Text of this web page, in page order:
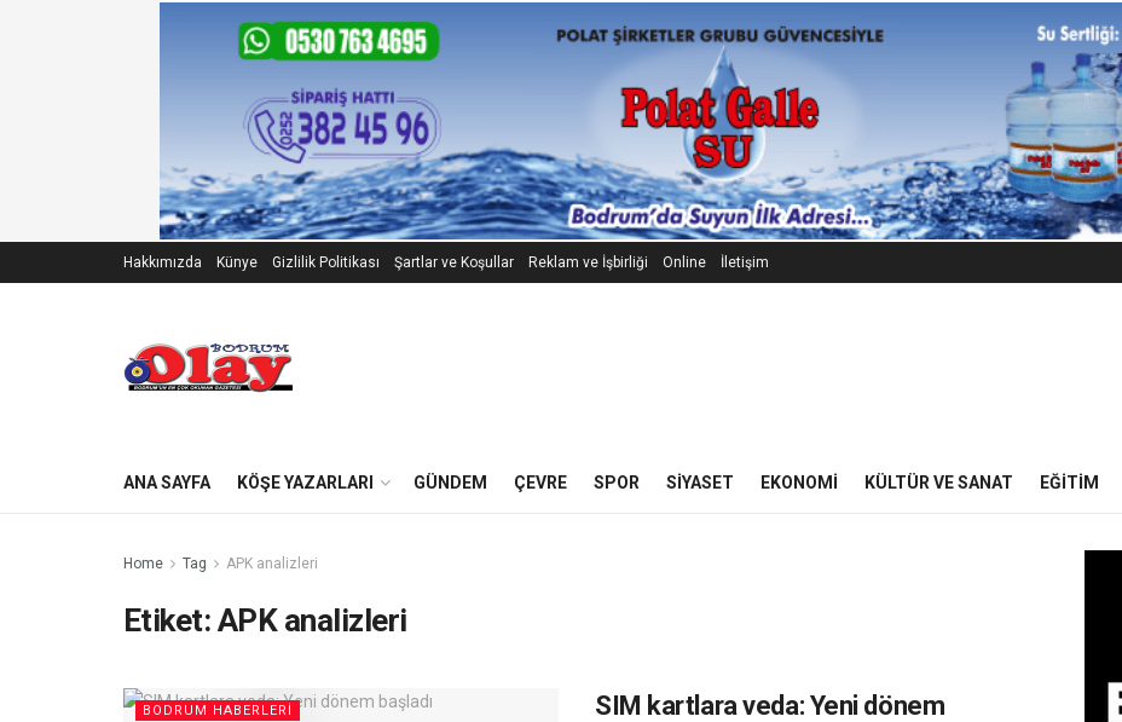
Hakkımızda Künye Gizlilik Politikası Şartlar ve Koşullar Reklam ve İşbirliği Online İletişim
ANA SAYFA KÖŞE YAZARLARI GÜNDEM ÇEVRE SPOR SIYASET EKONOMI KÜLTÜR VE SANAT EĞITIM
Home Tag APK analizleri
Etiket: APK analizleri
BODRUM HABERLERI
SIM kartlara veda: Yeni dönem